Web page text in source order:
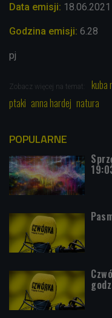
Data emisji: 18.06.2021
Godzina emisji: 6.28
pj
Zobacz więcej na temat: kuba
ptaki anna hardej natura
POPULARNE